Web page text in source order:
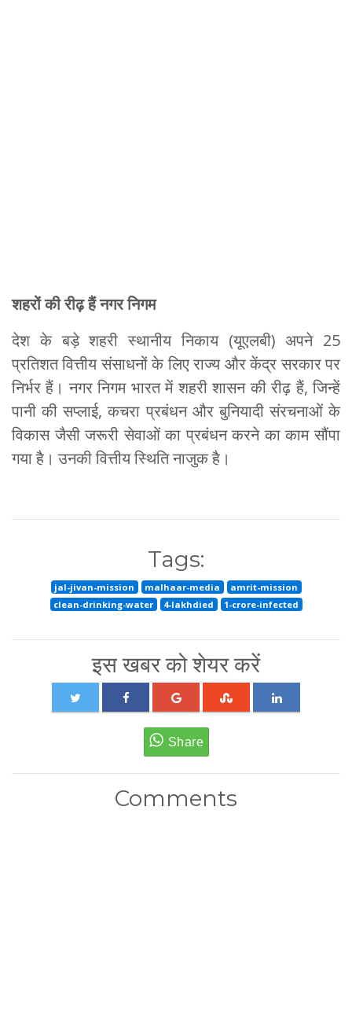
शहरों की रीढ़ हैं नगर निगम
देश के बड़े शहरी स्थानीय निकाय (यूएलबी) अपने 25
प्रतिशत वित्तीय संसाधनों के लिए राज्य और केंद्र सरकार पर
निर्भर हैं। नगर निगम भारत में शहरी शासन की रीढ़ हैं, जिन्हें
पानी की सप्लाई, कचरा प्रबंधन और बुनियादी संरचनाओं के
विकास जैसी जरूरी सेवाओं का प्रबंधन करने का काम सौंपा
गया है। उनकी वित्तीय स्थिति नाजुक है।
Tags:
jal-jivan-mission malhaar-media
amrit-mission
clean-drinking-water
4-lakhdied 1-crore-infected
इस खबर को शेयर करें
Comments